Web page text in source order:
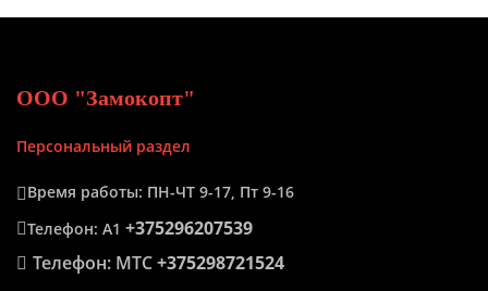
ООО "Замокопт"
Персональный раздел
Время работы: ПН-ЧТ 9-17, Пт 9-16
Телефон: А1 +375296207539
Телефон: МТС+375298721524